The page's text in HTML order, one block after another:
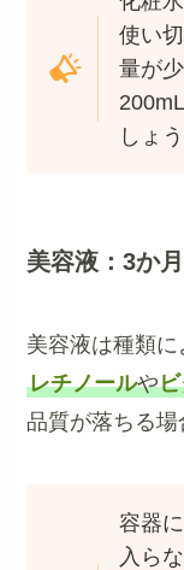
使い
量が
しょう
美容液：3か
美容液は種類に
レチノールや
品質が落ちる場
容器
入ら